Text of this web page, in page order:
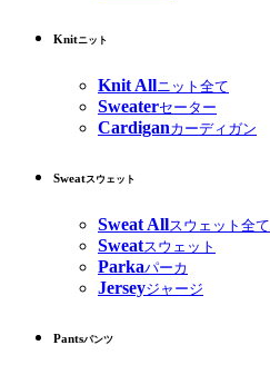
Knitニット
Knit Allニット全て
Sweaterセーター
Cardiganカーディガン
Sweatスウェット
Sweat Allスウェット全て
Sweatスウェット
Parkaパーカ
Jerseyジャージ
Pantsパンツ